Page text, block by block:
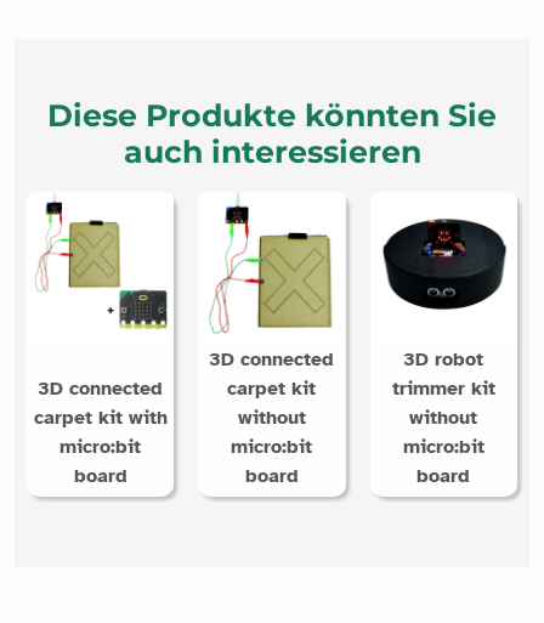
Diese Produkte könnten Sie
auch interessieren
3D connected
carpet kit with
micro:bit
board
3D connected
carpet kit
without
micro:bit
board
3D robot
trimmer kit
without
micro:bit
board